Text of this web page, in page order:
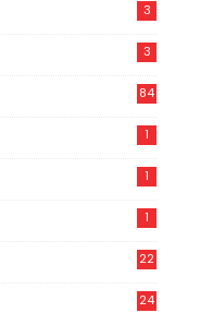
3
3
84
1
1
1
22
24